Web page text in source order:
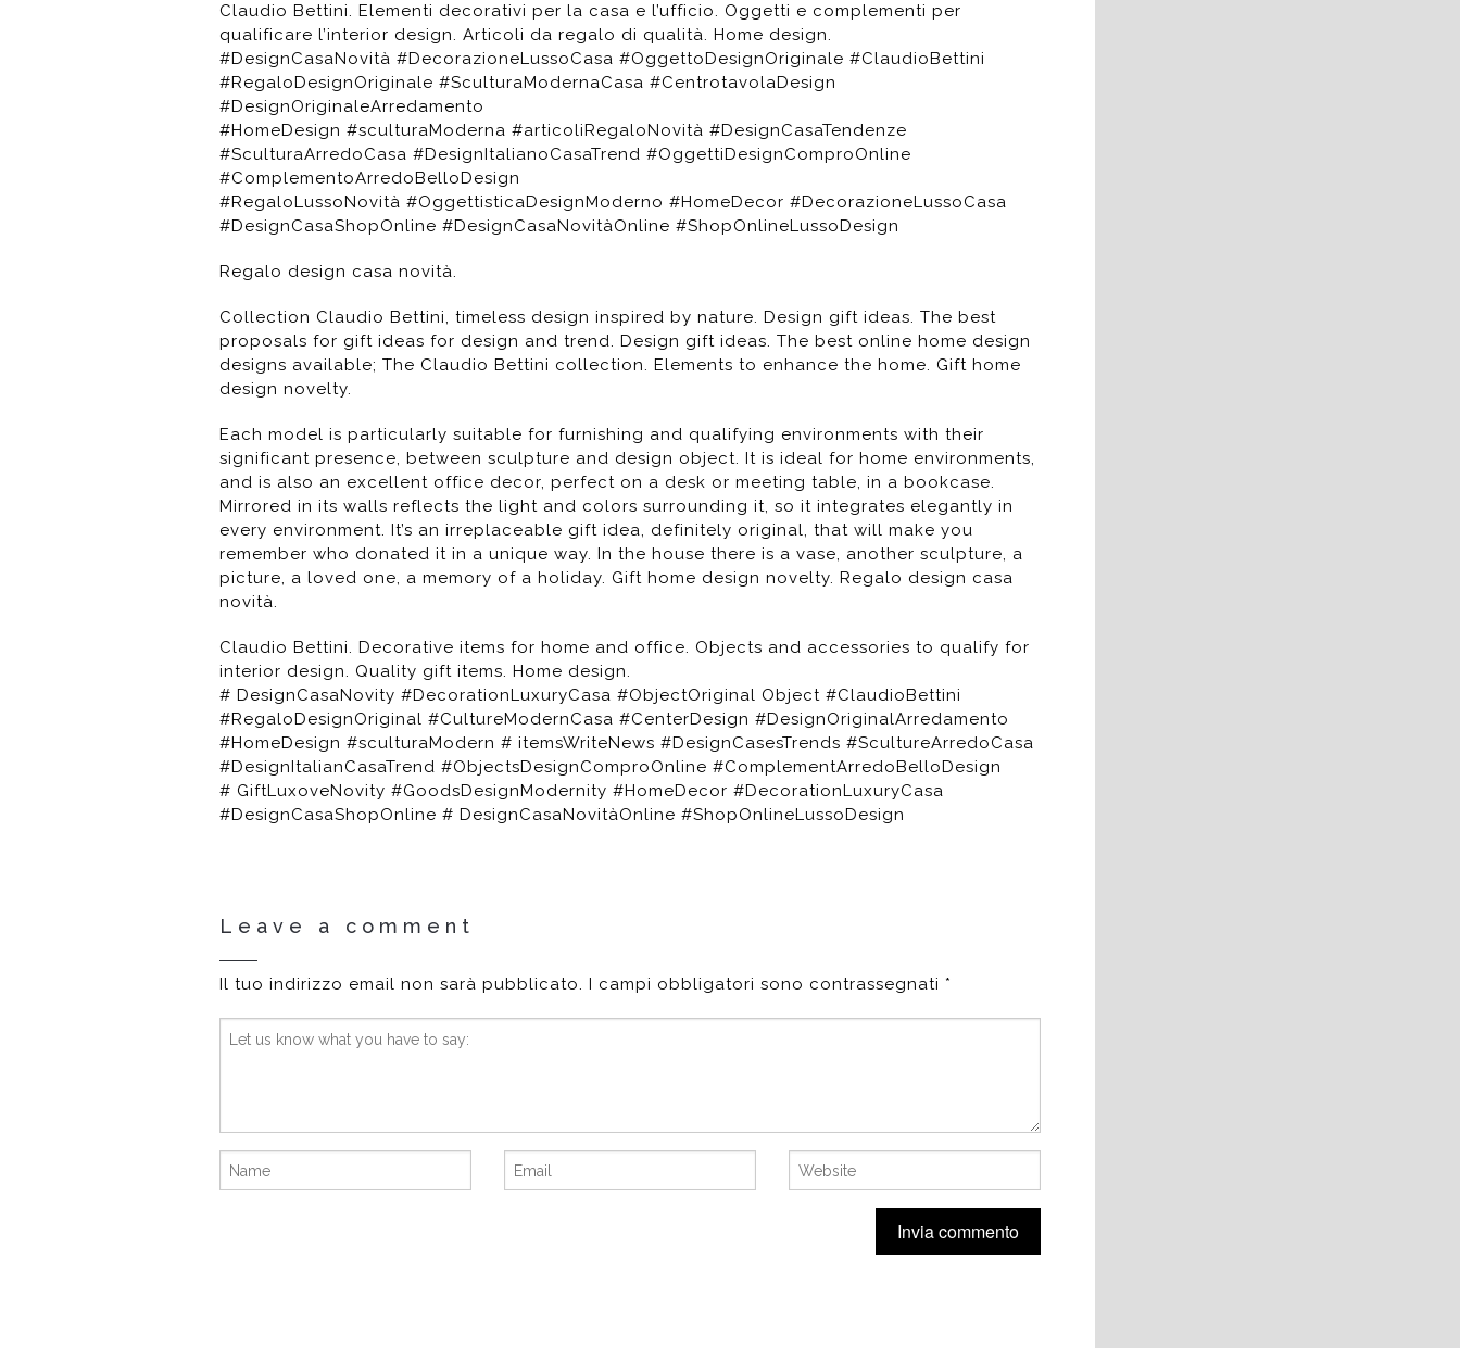
Claudio Bettini. Elementi decorativi per la casa e l’ufficio. Oggetti e complementi per
qualificare l’interior design. Articoli da regalo di qualità. Home design.
#DesignCasaNovità #DecorazioneLussoCasa #OggettoDesignOriginale #ClaudioBettini
#RegaloDesignOriginale #SculturaModernaCasa #CentrotavolaDesign
#DesignOriginaleArredamento
#HomeDesign #sculturaModerna #articoliRegaloNovità #DesignCasaTendenze
#SculturaArredoCasa #DesignItalianoCasaTrend #OggettiDesignComproOnline
#ComplementoArredoBelloDesign
#RegaloLussoNovità #OggettisticaDesignModerno #HomeDecor #DecorazioneLussoCasa
#DesignCasaShopOnline #DesignCasaNovitàOnline #ShopOnlineLussoDesign
Regalo design casa novità.
Collection Claudio Bettini, timeless design inspired by nature. Design gift ideas. The best
proposals for gift ideas for design and trend. Design gift ideas. The best online home design
designs available; The Claudio Bettini collection. Elements to enhance the home. Gift home
design novelty.
Each model is particularly suitable for furnishing and qualifying environments with their
significant presence, between sculpture and design object. It is ideal for home environments,
and is also an excellent office decor, perfect on a desk or meeting table, in a bookcase.
Mirrored in its walls reflects the light and colors surrounding it, so it integrates elegantly in
every environment. It’s an irreplaceable gift idea, definitely original, that will make you
remember who donated it in a unique way. In the house there is a vase, another sculpture, a
picture, a loved one, a memory of a holiday. Gift home design novelty. Regalo design casa
novità.
Claudio Bettini. Decorative items for home and office. Objects and accessories to qualify for
interior design. Quality gift items. Home design.
# DesignCasaNovity #DecorationLuxuryCasa #ObjectOriginal Object #ClaudioBettini
#RegaloDesignOriginal #CultureModernCasa #CenterDesign #DesignOriginalArredamento
#HomeDesign #sculturaModern # itemsWriteNews #DesignCasesTrends #ScultureArredoCasa
#DesignItalianCasaTrend #ObjectsDesignComproOnline #ComplementArredoBelloDesign
# GiftLuxoveNovity #GoodsDesignModernity #HomeDecor #DecorationLuxuryCasa
#DesignCasaShopOnline # DesignCasaNovitàOnline #ShopOnlineLussoDesign
Leave a comment
Il tuo indirizzo email non sarà pubblicato. I campi obbligatori sono contrassegnati *